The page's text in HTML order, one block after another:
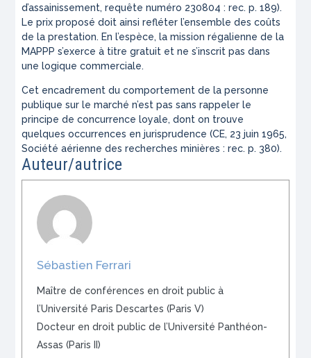
d’assainissement, requête numéro 230804 : rec. p. 189).
Le prix proposé doit ainsi refléter l’ensemble des coûts
de la prestation. En l’espèce, la mission régalienne de la
MAPPP s’exerce à titre gratuit et ne s’inscrit pas dans
une logique commerciale.
Cet encadrement du comportement de la personne
publique sur le marché n’est pas sans rappeler le
principe de concurrence loyale, dont on trouve
quelques occurrences en jurisprudence (CE, 23 juin 1965,
Société aérienne des recherches minières : rec. p. 380).
Auteur/autrice
Sébastien Ferrari
Maître de conférences en droit public à
l’Université Paris Descartes (Paris V)
Docteur en droit public de l’Université Panthéon-
Assas (Paris II)